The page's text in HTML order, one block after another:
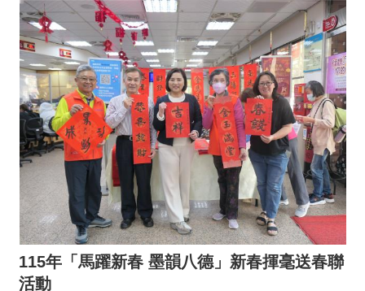
115年「馬躍新春 墨韻八德」新春揮毫送春聯
活動